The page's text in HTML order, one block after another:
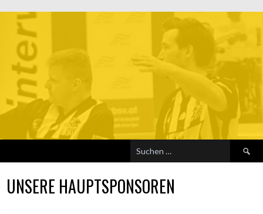
Suchen
nach:
UNSERE HAUPTSPONSOREN